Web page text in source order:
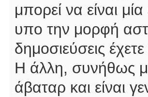
μπορεί να είναι
υπο την μορφή
δημοσιεύσεις
Η άλλη, συνήθως
άβαταρ και είναι